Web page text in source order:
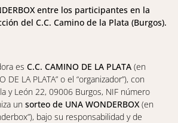
entre los participantes en la
del C.C. Camino de la Plata (Burgos).
es C.C. CAMINO DE LA PLATA (en
DE LA PLATA” o el “organizador”), con
y León 22, 09006 Burgos, NIF número
un sorteo de UNA WONDERBOX(en
bajo su responsabilidad y de